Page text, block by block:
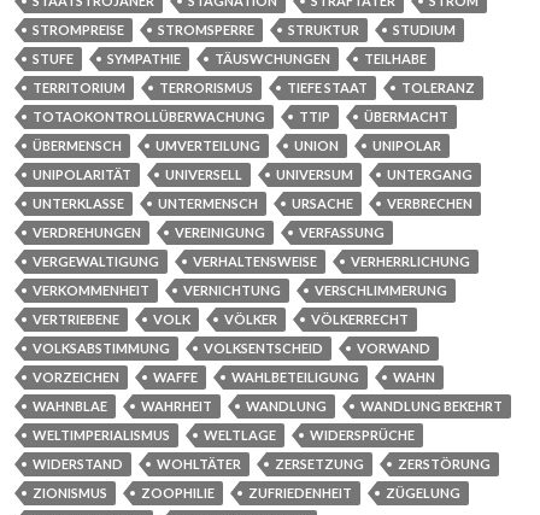
STROMPREISE
STROMSPERRE STRUKTUR
STUDIUM
STUFE
SYMPATHIE TÄUSWCHUNGEN
TEILHABE
TERRITORIUM
TERRORISMUS TIEFE STAAT
TOLERANZ
TOTAOKONTROLLÜBERWACHUNG
TTIP
ÜBERMACHT
ÜBERMENSCH
UMVERTEILUNG UNION
UNIPOLAR
UNIPOLARITÄT
UNIVERSELL UNIVERSUM
UNTERGANG
UNTERKLASSE
UNTERMENSCH URSACHE
VERBRECHEN
VERDREHUNGEN
VEREINIGUNG
VERFASSUNG
VERGEWALTIGUNG
VERHALTENSWEISE
VERHERRLICHUNG
VERKOMMENHEIT
VERNICHTUNG
VERSCHLIMMERUNG
VERTRIEBENE
VOLK VÖLKER
VÖLKERRECHT
VOLKSABSTIMMUNG
VOLKSENTSCHEID
VORWAND
VORZEICHEN
WAFFE WAHLBETEILIGUNG
WAHN
WAHNBLAE
WAHRHEIT WANDLUNG
WANDLUNG BEKEHRT
WELTIMPERIALISMUS
WELTLAGE
WIDERSPRÜCHE
WIDERSTAND
WOHLTÄTER ZERSETZUNG
ZERSTÖRUNG
ZIONISMUS
ZOOPHILIE ZUFRIEDENHEIT
ZÜGELUNG